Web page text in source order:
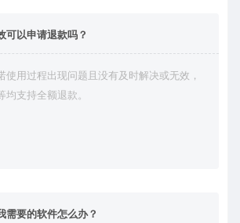
可以申请退款吗？
使用过程出现问题且没有及时解决或无效，
均支持全额退款。
需要的软件怎么办？